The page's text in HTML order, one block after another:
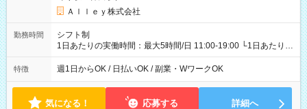
Ａｌｌｅｙ株式会社
勤務時間
シフト制
1日あたりの実働時間：最大5時間/日 11:00-19:00 └1日あたりの
実働時間：1-5時間 └上記の時間帯内であれば、いつでも勤務可
能！ └平日・土曜日の中で、お好きな曜日でご勤務いただけま
18:00 などのように、自由な働き方が可能なお仕事です！
特徴 週1日からOK / 日払いOK / 副業・WワークOK
気になる！ 応募する 詳細へ